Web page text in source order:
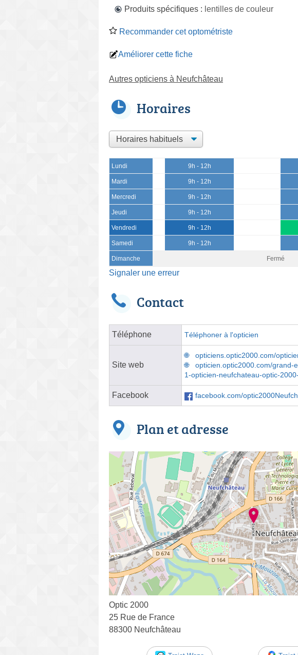
Produits spécifiques : lentilles de couleur
Recommander cet optométriste
Améliorer cette fiche
Autres opticiens à Neufchâteau
Horaires
Lundi 9h - 12h
Mardi 9h - 12h
Mercredi 9h - 12h
Jeudi 9h - 12h
Vendredi 9h - 12h
Samedi 9h - 12h
Dimanche Fermé
Signaler une erreur
Contact
Téléphone Téléphoner à l'opticien
Site web
opticiens.optic2000.com/
opticien.optic2000.com/grand-
1-opticien-neufchateau-optic-
Facebook facebook.com/
Plan et adresse
Optic 2000
25 Rue de France
88300 Neufchâteau